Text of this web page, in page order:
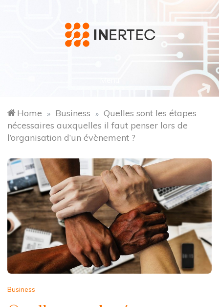
Home » Business » Quelles sont les étapes
nécessaires auxquelles il faut penser lors de
l’organisation d’un évènement ?
Business